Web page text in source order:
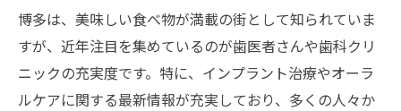
博多は、美味しい食べ物が満載の街として知られていま
すが、近年注目を集めているのが歯医者さんや歯科クリ
ニックの充実度です。特に、インプラント治療やオーラ
ルケアに関する最新情報が充実しており、多くの人々か